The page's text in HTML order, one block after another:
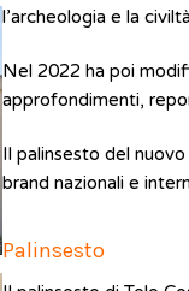
l’archeologia e la
Nel 2022 ha poi
approfondimenti,
Il palinsesto del
brand nazionali e
Palinsesto